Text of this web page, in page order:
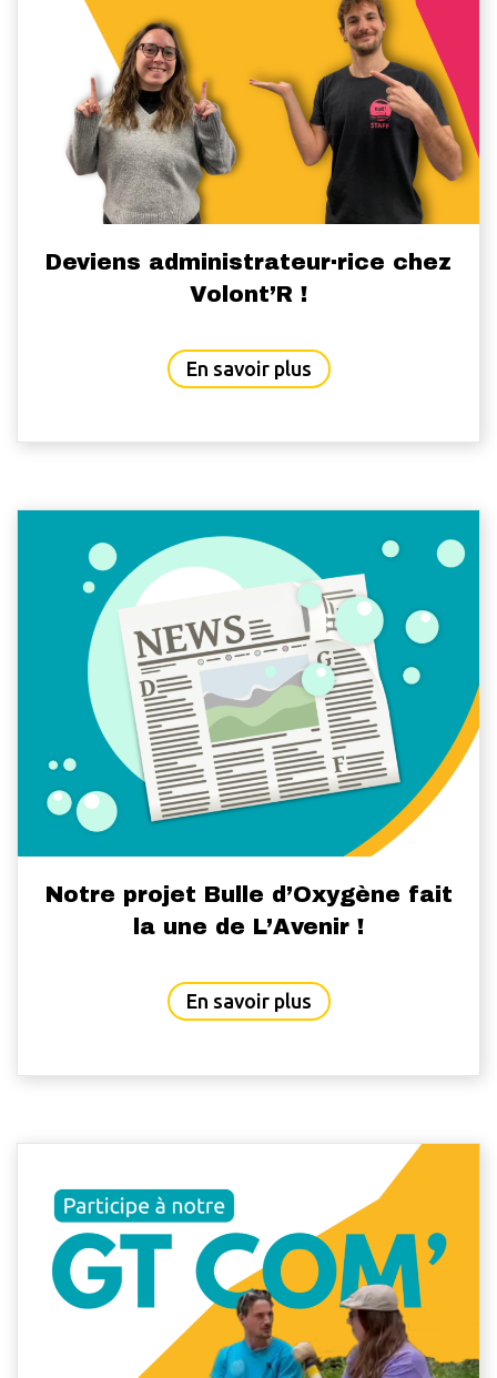
Deviens administrateur·rice chez
Volont’R !
En savoir plusabout Deviens
Notre projet Bulle d’Oxygène fait
la une de L’Avenir !
En savoir plusabout Notre projet